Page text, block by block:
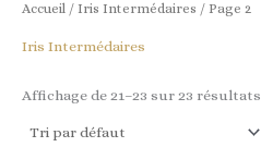
Accueil / Iris Intermédaires / Page 2
Iris Intermédaires
Affichage de 21–23 sur 23 résultats